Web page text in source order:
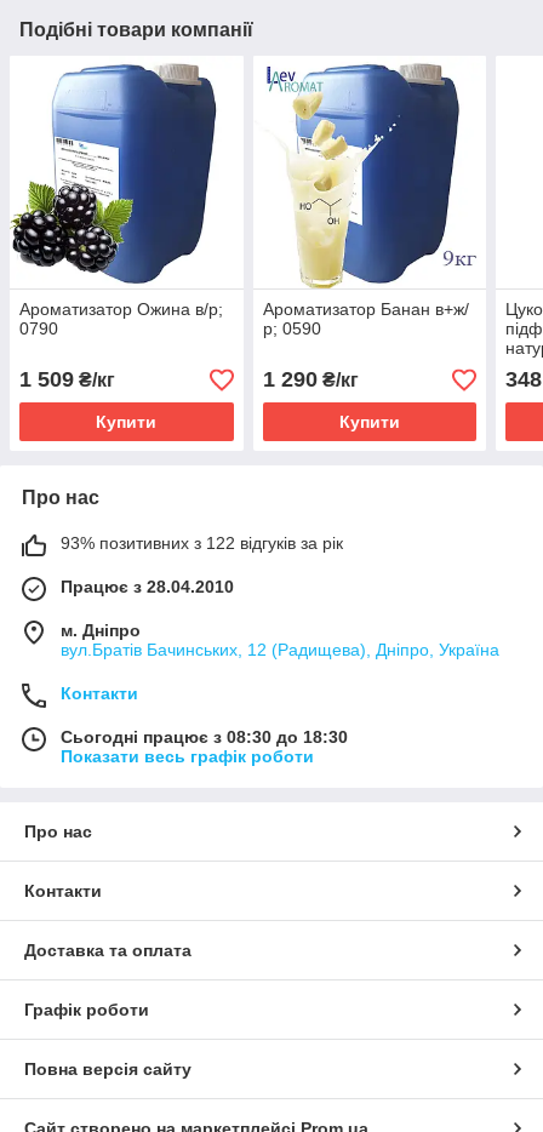
Подібні товари компанії
Ароматизатор Ожина в/р;
0790
1 509 ₴/кг
Купити
Ароматизатор Банан в+ж/
р; 0590
1 290₴/кг
Купити
348
Про нас
93% позитивних з 122 відгуків за рік
Працює з 28.04.2010
м. Дніпро
вул.Братів Бачинських, 12 (Радищева), Дніпро, Україна
Контакти
Сьогодні працює з 08:30 до 18:30
Показати весь графік роботи
Про нас
Контакти
Доставка та оплата
Графік роботи
Повна версія сайту